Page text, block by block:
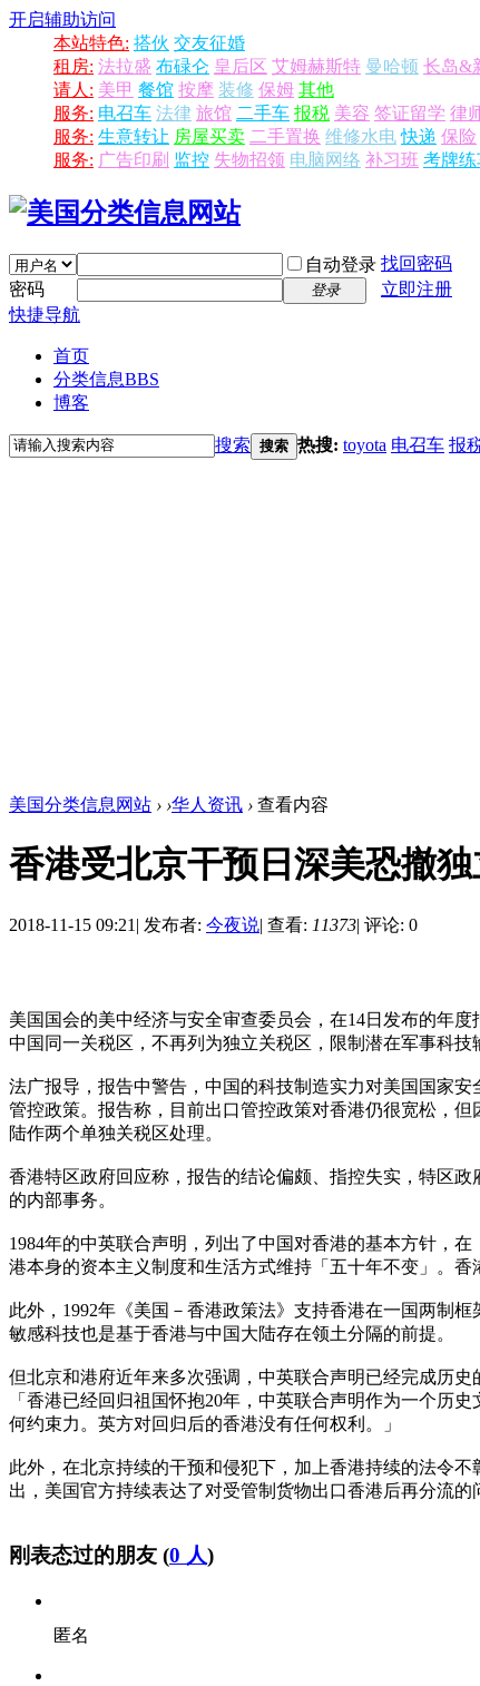
开启辅助访问
本站特色: 搭伙 交友征婚
租房: 法拉盛 布碌仑 皇后区 艾姆赫斯特 曼哈顿 长岛&
请人: 美甲 餐馆 按摩 装修 保姆 其他
服务: 电召车 法律 旅馆 二手车 报税 美容 签证留学 律
服务: 生意转让 房屋买卖 二手置换 维修水电 快递 保险
服务: 广告印刷 监控 失物招领 电脑网络 补习班 考牌练
自动登录 找回密码
密码
登录
立即注册
快捷导航
首页
分类信息BBS
博客
搜索 搜索 热搜: toyota 电召车 报
美国分类信息网站 › ›华人资讯 › 查看内容
香港受北京干预日深美恐撤
2018-11-15 09:21 | 发布者: 今夜说| 查看: 11373| 评论: 0
美国国会的美中经济与安全审查委员会，在14日发布的年
中国同一关税区，不再列为独立关税区，限制潜在军事科技
法广报导，报告中警告，中国的科技制造实力对美国国家
管控政策。报告称，目前出口管控政策对香港仍很宽松，
陆作两个单独关税区处理。
香港特区政府回应称，报告的结论偏颇、指控失实，特区
的内部事务。
1984年的中英联合声明，列出了中国对香港的基本方针，
港本身的资本主义制度和生活方式维持「五十年不变」。
此外，1992年《美国－香港政策法》支持香港在一国两制
敏感科技也是基于香港与中国大陆存在领土分隔的前提。
但北京和港府近年来多次强调，中英联合声明已经完成历史
「香港已经回归祖国怀抱20年，中英联合声明作为一个历
何约束力。英方对回归后的香港没有任何权利。」
此外，在北京持续的干预和侵犯下，加上香港持续的法令
出，美国官方持续表达了对受管制货物出口香港后再分流的
刚表态过的朋友 (0 人)
匿名